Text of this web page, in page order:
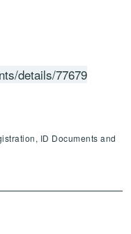
details/77679
ID Documents and